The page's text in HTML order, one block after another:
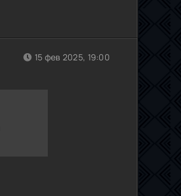
15 фев 2025, 19:00